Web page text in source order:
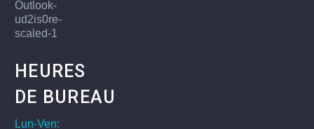
HEURES
DE BUREAU
Lun-Ven: